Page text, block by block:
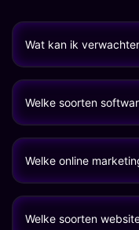
Wat kan ik
Welke soorten
Welke online
Welke soorten